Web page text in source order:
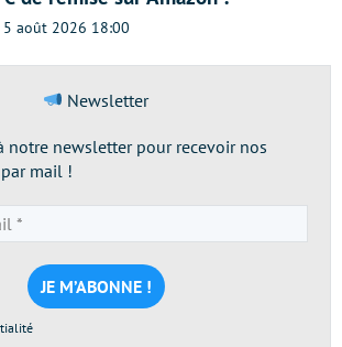
5 août 2026 18:00
Newsletter
notre newsletter pour recevoir nos
mail !
e-
mail
*